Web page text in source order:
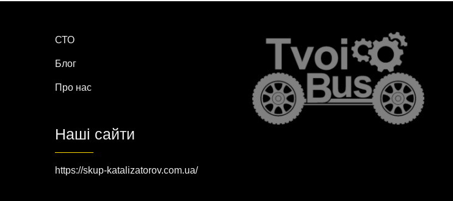
СТО
Блог
Про нас
Наші сайти
https://skup-katalizatorov.com.ua/